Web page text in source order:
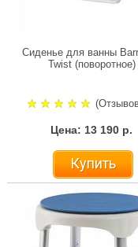
Сиденье для ванны
Twist (поворотное)
Цена: 13 190 р.
Купить